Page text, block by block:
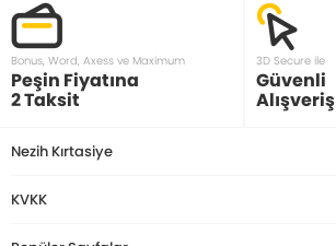
Bonus, Word, Axess ve Maximum
Peşin Fiyatına
2 Taksit
3D Secure ile
Güvenli
Alışveriş
Nezih Kırtasiye
KVKK